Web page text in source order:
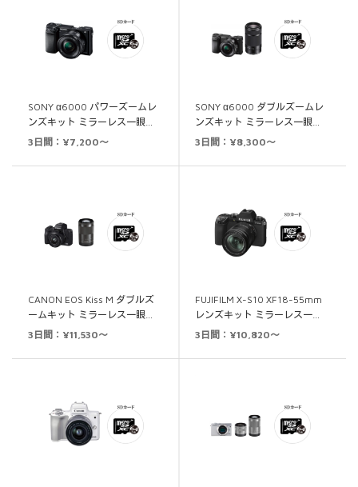
SONY α6000 パワーズームレ
ンズキット ミラーレス一眼…
3日間：¥7,200～
SONY α6000 ダブルズームレ
ンズキット ミラーレス一眼…
3日間：¥8,300～
CANON EOS Kiss M ダブルズ
ームキット ミラーレス一眼…
3日間：¥11,530～
FUJIFILM X-S10 XF18-55mm
レンズキット ミラーレス一…
3日間：¥10,820～